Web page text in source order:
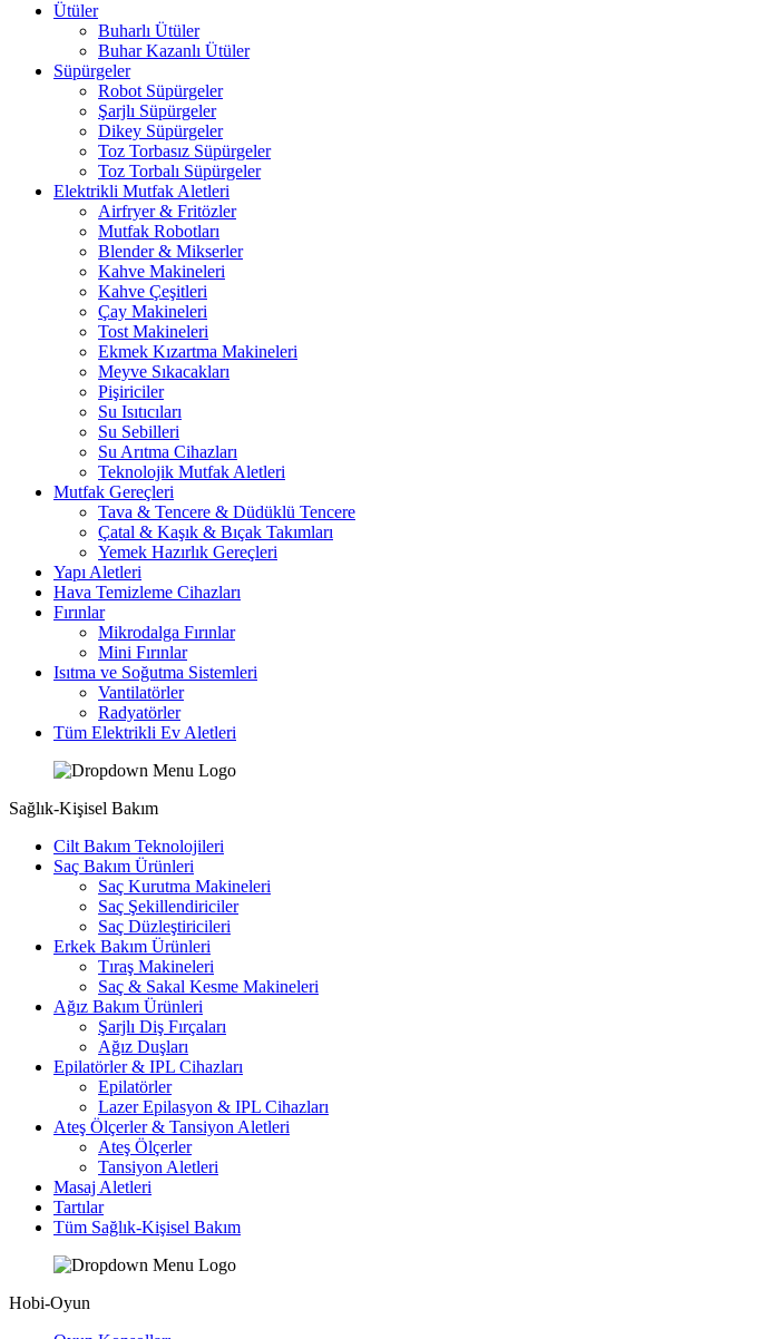
Ütüler
Buharlı Ütüler
Buhar Kazanlı Ütüler
Süpürgeler
Robot Süpürgeler
Şarjlı Süpürgeler
Dikey Süpürgeler
Toz Torbasız Süpürgeler
Toz Torbalı Süpürgeler
Elektrikli Mutfak Aletleri
Airfryer & Fritözler
Mutfak Robotları
Blender & Mikserler
Kahve Makineleri
Kahve Çeşitleri
Çay Makineleri
Tost Makineleri
Ekmek Kızartma Makineleri
Meyve Sıkacakları
Pişiriciler
Su Isıtıcıları
Su Sebilleri
Su Arıtma Cihazları
Teknolojik Mutfak Aletleri
Mutfak Gereçleri
Tava & Tencere & Düdüklü Tencere
Çatal & Kaşık & Bıçak Takımları
Yemek Hazırlık Gereçleri
Yapı Aletleri
Hava Temizleme Cihazları
Fırınlar
Mikrodalga Fırınlar
Mini Fırınlar
Isıtma ve Soğutma Sistemleri
Vantilatörler
Radyatörler
Tüm Elektrikli Ev Aletleri
Sağlık-Kişisel Bakım
Cilt Bakım Teknolojileri
Saç Bakım Ürünleri
Saç Kurutma Makineleri
Saç Şekillendiriciler
Saç Düzleştiricileri
Erkek Bakım Ürünleri
Tıraş Makineleri
Saç & Sakal Kesme Makineleri
Ağız Bakım Ürünleri
Şarjlı Diş Fırçaları
Ağız Duşları
Epilatörler & IPL Cihazları
Epilatörler
Lazer Epilasyon & IPL Cihazları
Ateş Ölçerler & Tansiyon Aletleri
Ateş Ölçerler
Tansiyon Aletleri
Masaj Aletleri
Tartılar
Tüm Sağlık-Kişisel Bakım
Hobi-Oyun